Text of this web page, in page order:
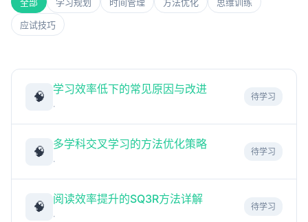
全部 学习规划 时间管理 方法优化 思维训练
应试技巧
🧠
学习效率低下的常见原因与改进
·
待学习
🧠
多学科交叉学习的方法优化策略
·
待学习
🧠
阅读效率提升的SQ3R方法详解
·
待学习